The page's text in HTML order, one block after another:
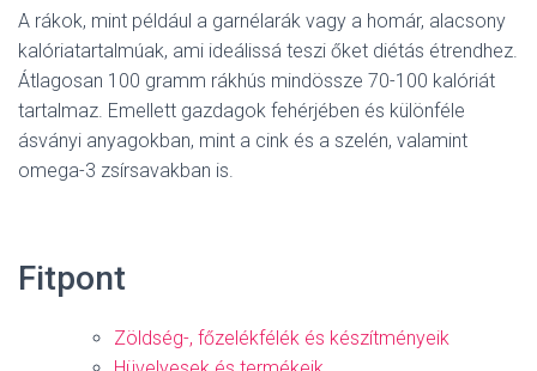
A rákok, mint például a garnélarák vagy a homár, alacsony
kalóriatartalmúak, ami ideálissá teszi őket diétás étrendhez.
Átlagosan 100 gramm rákhús mindössze 70-100 kalóriát
tartalmaz. Emellett gazdagok fehérjében és különféle
ásványi anyagokban, mint a cink és a szelén, valamint
omega-3 zsírsavakban is.
Fitpont
Zöldség-, főzelékfélék és készítményeik